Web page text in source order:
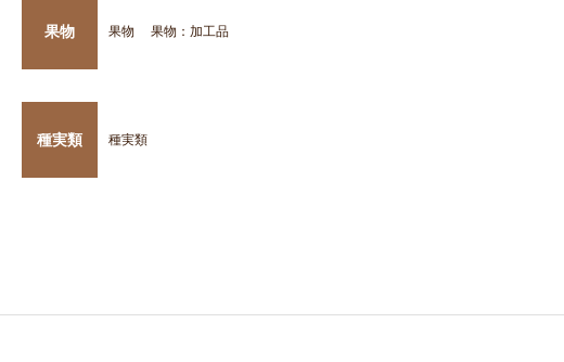
果物 果物 果物：加工品
種実類 種実類